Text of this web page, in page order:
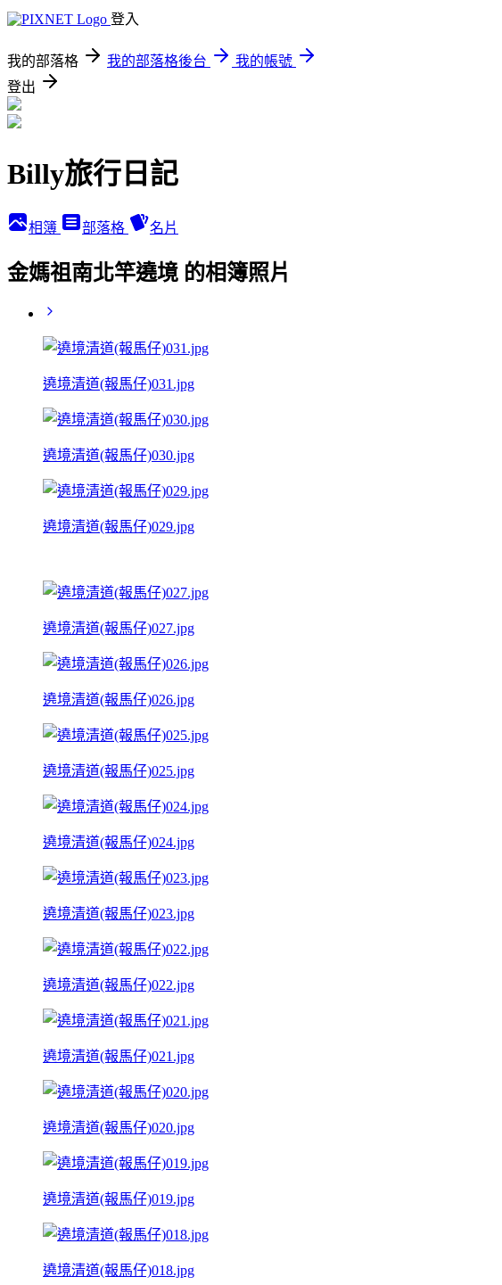
登入
我的部落格 我的部落格後台
我的帳號
登出
Billy旅行日記
相簿 部落格 名片
金媽祖南北竿遶境 的相簿照片
遶境清道(報馬仔)031.jpg
遶境清道(報馬仔)030.jpg
遶境清道(報馬仔)029.jpg
遶境清道(報馬仔)027.jpg
遶境清道(報馬仔)026.jpg
遶境清道(報馬仔)025.jpg
遶境清道(報馬仔)024.jpg
遶境清道(報馬仔)023.jpg
遶境清道(報馬仔)022.jpg
遶境清道(報馬仔)021.jpg
遶境清道(報馬仔)020.jpg
遶境清道(報馬仔)019.jpg
遶境清道(報馬仔)018.jpg